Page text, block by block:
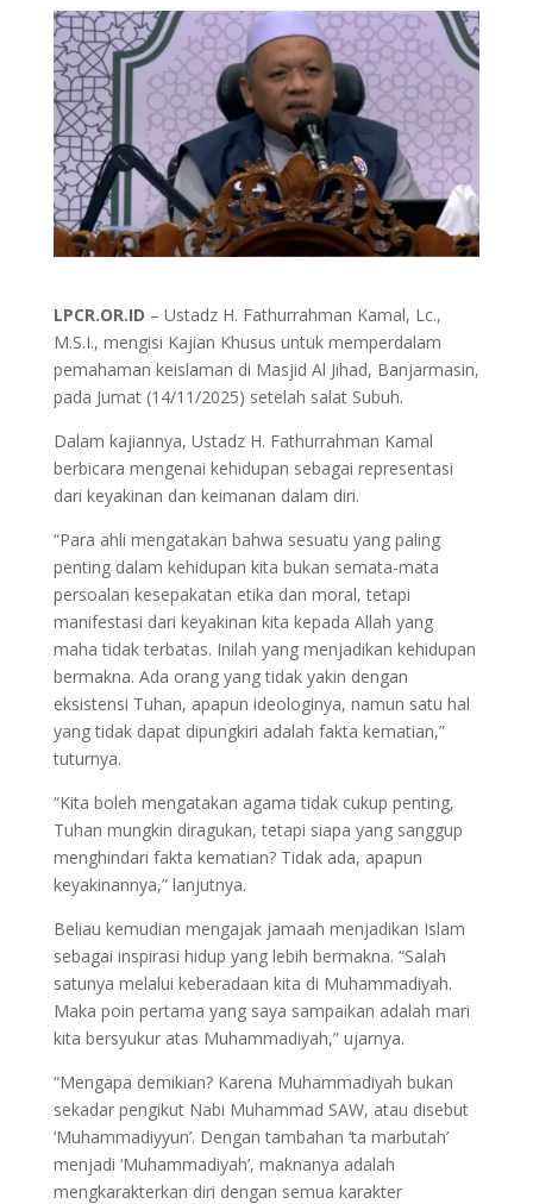
LPCR.OR.ID – Ustadz H. Fathurrahman Kamal, Lc.,
M.S.I., mengisi Kajian Khusus untuk memperdalam
pemahaman keislaman di Masjid Al Jihad, Banjarmasin,
pada Jumat (14/11/2025) setelah salat Subuh.
Dalam kajiannya, Ustadz H. Fathurrahman Kamal
berbicara mengenai kehidupan sebagai representasi
dari keyakinan dan keimanan dalam diri.
“Para ahli mengatakan bahwa sesuatu yang paling
penting dalam kehidupan kita bukan semata-mata
persoalan kesepakatan etika dan moral, tetapi
manifestasi dari keyakinan kita kepada Allah yang
maha tidak terbatas. Inilah yang menjadikan kehidupan
bermakna. Ada orang yang tidak yakin dengan
eksistensi Tuhan, apapun ideologinya, namun satu hal
yang tidak dapat dipungkiri adalah fakta kematian,”
tuturnya.
“Kita boleh mengatakan agama tidak cukup penting,
Tuhan mungkin diragukan, tetapi siapa yang sanggup
menghindari fakta kematian? Tidak ada, apapun
keyakinannya,” lanjutnya.
Beliau kemudian mengajak jamaah menjadikan Islam
sebagai inspirasi hidup yang lebih bermakna. “Salah
satunya melalui keberadaan kita di Muhammadiyah.
Maka poin pertama yang saya sampaikan adalah mari
kita bersyukur atas Muhammadiyah,” ujarnya.
“Mengapa demikian? Karena Muhammadiyah bukan
sekadar pengikut Nabi Muhammad SAW, atau disebut
‘Muhammadiyyun’. Dengan tambahan ‘ta marbutah’
menjadi ‘Muhammadiyah’, maknanya adalah
mengkarakterkan diri dengan semua karakter